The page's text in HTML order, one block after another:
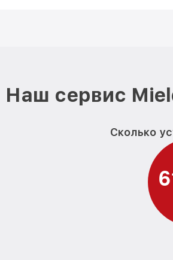
Наш сервис
Сколько
6